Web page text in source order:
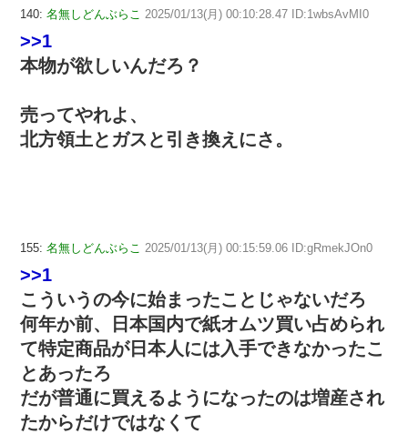
140: 名無しどんぶらこ 2025/01/13(月) 00:10:28.47 ID:1wbsAvMI0
>>1
本物が欲しいんだろ？
売ってやれよ、
北方領土とガスと引き換えにさ。
155: 名無しどんぶらこ 2025/01/13(月) 00:15:59.06 ID:gRmekJOn0
>>1
こういうの今に始まったことじゃないだろ
何年か前、日本国内で紙オムツ買い占められ
て特定商品が日本人には入手できなかったこ
とあったろ
だが普通に買えるようになったのは増産され
たからだけではなくて